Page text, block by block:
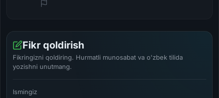
Fikr qoldirish
Fikringizni qoldiring. Hurmatli munosabat va o'zbek tilida
yozishni unutmang.
Ismingiz